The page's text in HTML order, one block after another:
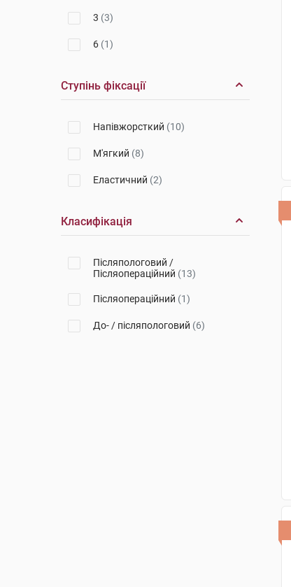
3 (3)
6 (1)
Ступінь фіксації
Напівжорсткий (10)
М'ягкий (8)
Еластичний (2)
Класифікація
Післяпологовий /
Післяопераційний (13)
Післяопераційний (1)
До- / післяпологовий (6)